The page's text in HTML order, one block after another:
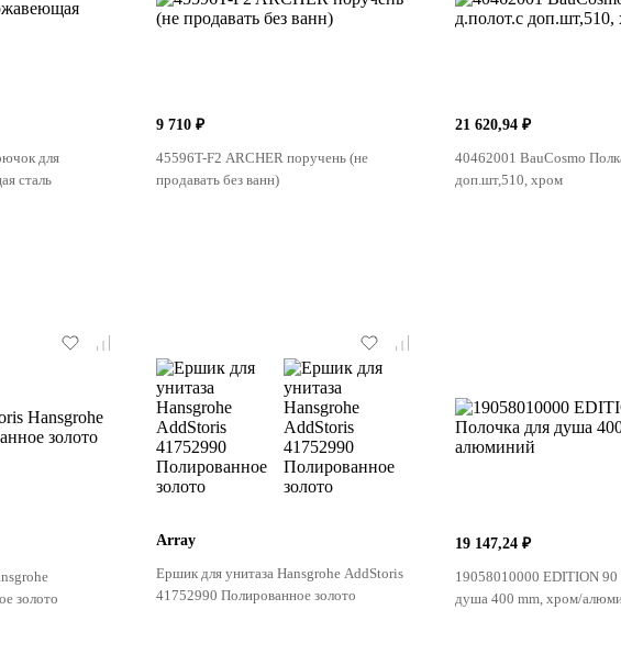
для
сталь
9 710 ₽
45596T-F2 ARCHER поручень (не
продавать без ванн)
21 620,94 ₽
40462001 BauCosmo
доп.шт,510, хром
золото
Array
Ершик для унитаза Hansgrohe AddStoris
41752990 Полированное золото
19 147,24 ₽
19058010000 EDITION 90
душа 400 mm, хром/